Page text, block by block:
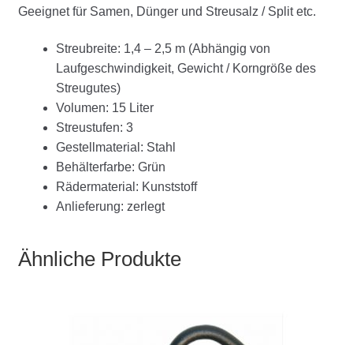
Geeignet für Samen, Dünger und Streusalz / Split etc.
Streubreite: 1,4 – 2,5 m (Abhängig von
Laufgeschwindigkeit, Gewicht / Korngröße des
Streugutes)
Volumen: 15 Liter
Streustufen: 3
Gestellmaterial: Stahl
Behälterfarbe: Grün
Rädermaterial: Kunststoff
Anlieferung: zerlegt
Ähnliche Produkte